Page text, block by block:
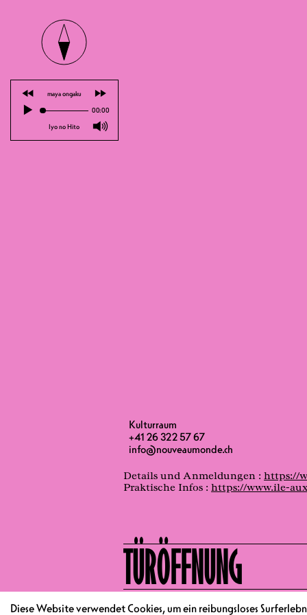
⏪ maya ongaku
⏩
▶
00:00
Iyo no Hito 🔊
Kulturraum
+41 26 322 57 67
info@nouveaumonde.ch
Das Festival der Familien- und
Abenteuer an! Bereite deine Crew
Animationen zu entdecken.
Gesellschaftsspielen, Filmen und ...
Am frühen Nachmittag lädt
Nachmittags wird gefeiert: mit
Kinderdisco. Der spielerische
Details und Anmeldungen :https://
Praktische Infos :https://www.ile-
TÜRÖFFNUNG
Diese Website verwendet Cookies, um ein reibungsloses